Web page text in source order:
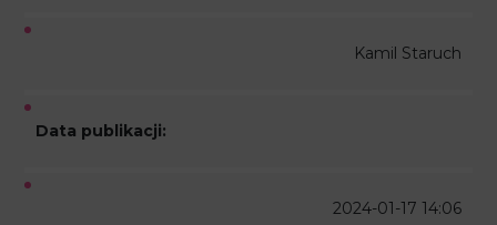
Kamil Staruch
Data publikacji:
2024-01-17 14:06